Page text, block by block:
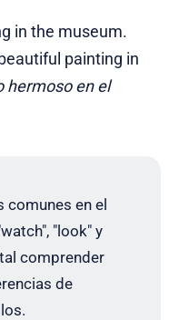
in the museum.
painting in
hermoso en el
comunes en el
"look" y
comprender
de